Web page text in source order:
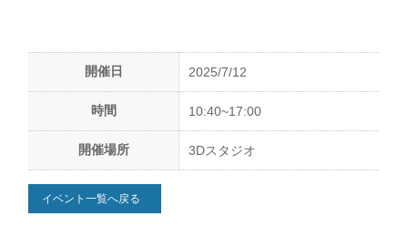
開催日 2025/7/12
時間 10:40~17:00
開催場所 3Dスタジオ
イベント一覧へ戻る